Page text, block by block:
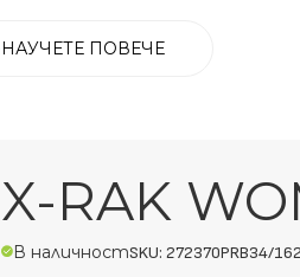
НАУЧЕТЕ ПОВЕЧЕ
X-RAK
В наличностSKU: 272370PRB34/162